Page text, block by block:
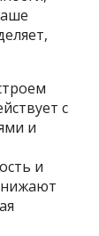
с
и
и